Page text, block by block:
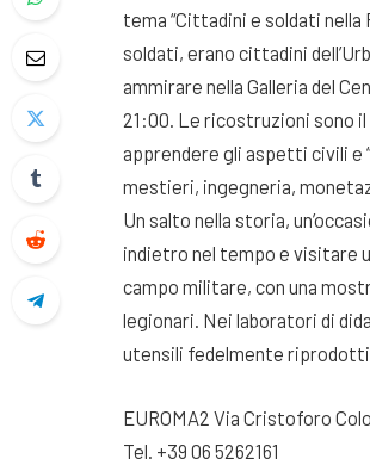
tema “Cittadini e soldati
soldati, erano cittadini
ammirare nella Galleria del
21:00. Le ricostruzioni sono
apprendere gli aspetti civili e
mestieri, ingegneria,
Un salto nella storia,
indietro nel tempo e visitare
campo militare, con una
legionari. Nei laboratori di
utensili fedelmente
EUROMA2 Via Cristoforo
Tel. +39 06 5262161